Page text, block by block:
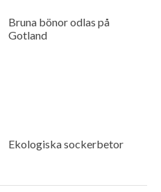
Bruna bönor odlas på
Gotland
Ekologiska sockerbetor